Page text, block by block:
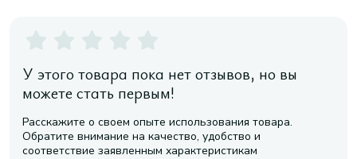
У этого товара пока нет отзывов, но вы
можете стать первым!
Расскажите о своем опыте использования товара.
Обратите внимание на качество, удобство и
соответствие заявленным характеристикам